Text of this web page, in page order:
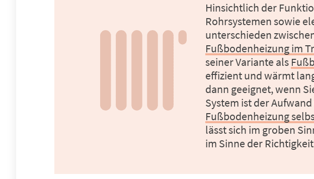
Hinsichtlich der
Rohrsystemen sowie
Fußbodenheizung im
seiner Variante als
effizient und wärmt
dann geeignet, wenn
Fußbodenheizung
lässt sich im groben
im Sinne der